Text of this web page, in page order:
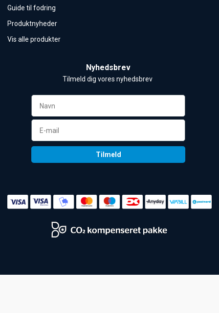
Guide til fodring
Produktnyheder
Vis alle produkter
Nyhedsbrev
Tilmeld dig vores nyhedsbrev
Tilmeld